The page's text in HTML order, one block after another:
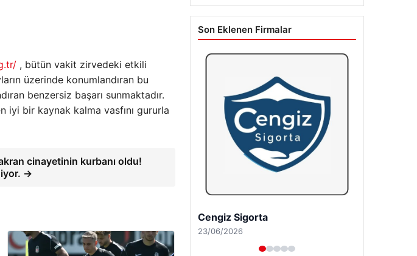
, bütün vakit zirvedeki etkili
üzerinde konumlandıran bu
benzersiz başarı sunmaktadır.
bir kaynak kalma vasfını gururla
cinayetinin kurbanı oldu!
→
Son Eklenen Firmalar
Hastaş Beton
26/05/2026